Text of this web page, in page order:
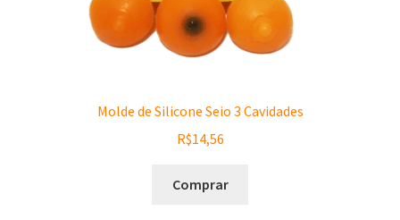
Molde de Silicone Seio 3 Cavidades
R$14,56
Comprar